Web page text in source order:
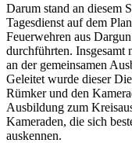
Darum stand an diesem
Tagesdienst auf dem
Feuerwehren aus
durchführten. Insgesamt
an der gemeinsamen
Geleitet wurde dieser
Rümker und den
Ausbildung zum
Kameraden, die sich
auskennen.